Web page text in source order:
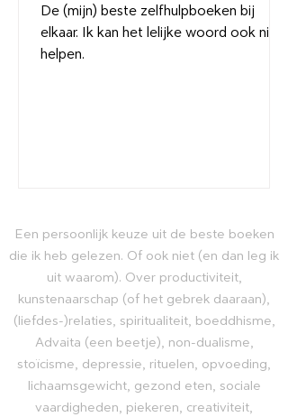
De (mijn) beste zelfhulpboeken bij
elkaar. Ik kan het lelijke woord ook niet
helpen.
Een persoonlijk keuze uit de beste boeken
die ik heb gelezen. Of ook niet (en dan leg ik
uit waarom). Over productiviteit,
kunstenaarschap (of het gebrek daaraan),
(liefdes-)relaties, spiritualiteit, boeddhisme,
Advaita (een beetje), non-dualisme,
stoïcisme, depressie, rituelen, opvoeding,
lichaamsgewicht, gezond eten, sociale
vaardigheden, piekeren, creativiteit,